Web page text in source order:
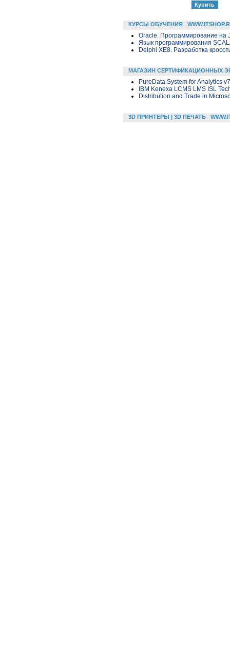
КУРСЫ ОБУЧЕНИЯ
Oracle. Программирование на
Язык программирования
Delphi XE8. Разработка
МАГАЗИН СЕРТИФИКАЦИОННЫХ
PureData System for Analytics
IBM Kenexa LCMS LMS ISL
Distribution and Trade in
3D ПРИНТЕРЫ | 3D ПЕЧАТЬ